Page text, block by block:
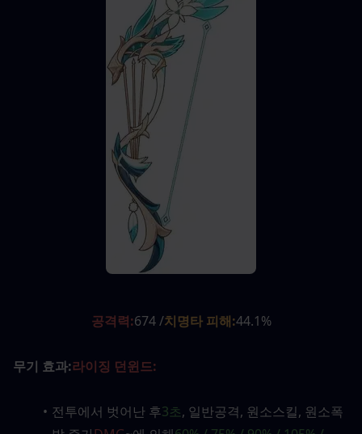
공격력:674 /치명타 피해:44.1%
무기 효과:라이징 던윈드:
전투에서 벗어난 후3초, 일반공격, 원소스킬, 원소폭